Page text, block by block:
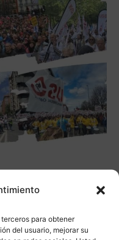
para obtener
del usuario, mejorar su